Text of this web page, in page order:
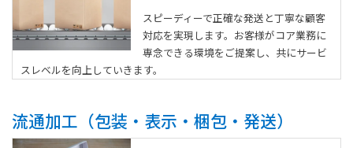
スピーディーで正確な発送と丁寧な顧客
対応を実現します。お客様がコア業務に
専念できる環境をご提案し、共にサービ
スレベルを向上していきます。
流通加工（包装・表示・梱包・発送）